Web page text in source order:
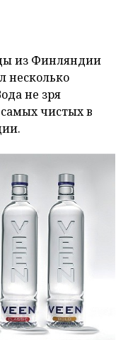
из Финляндии
несколько
не зря
чистых в